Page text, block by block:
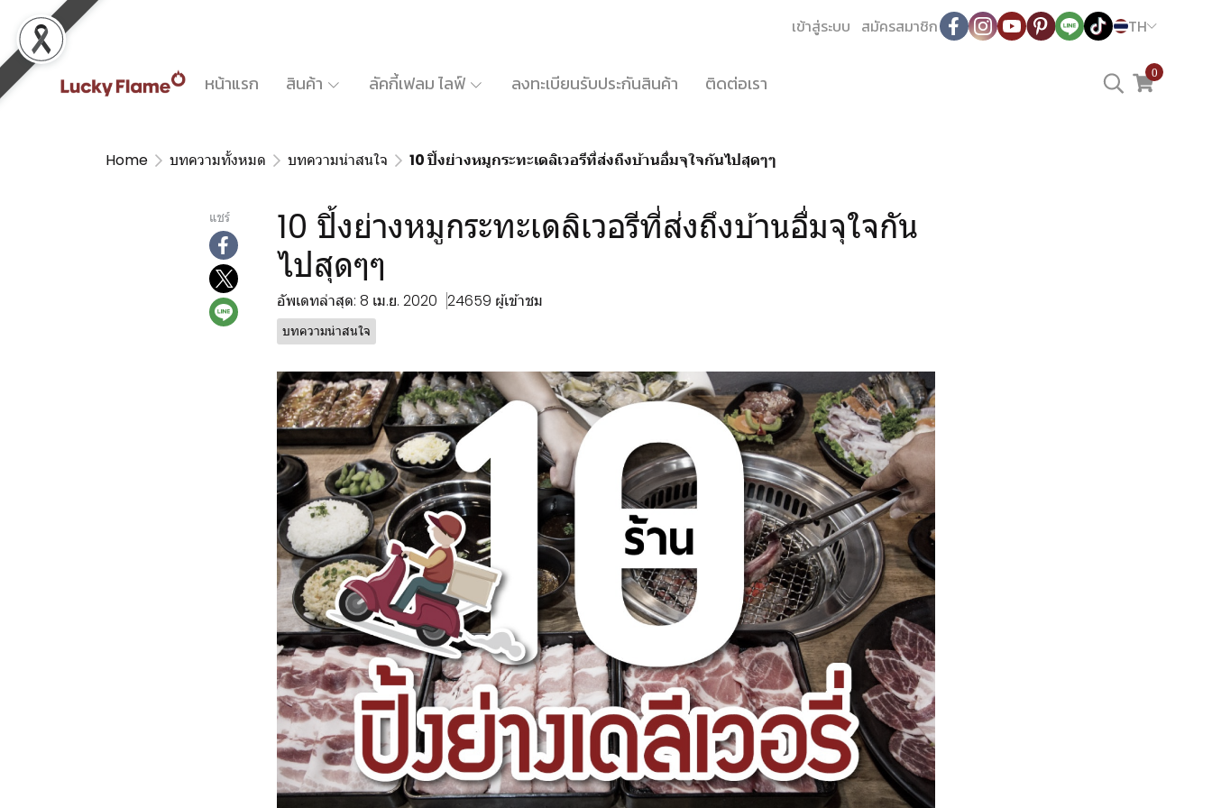
เข้าสู่ระบบ สมัครสมาชิก TH
หน้าแรก สินค้า ลัคกี้เฟลม ไลฟ์ ลงทะเบียนรับประกันสินค้า ติดต่อเรา 0
Home บทความทั้งหมด บทความน่าสนใจ 10 ปิ้งย่างหมูกระทะเดลิเวอรีที่ส่งถึงบ้านอื่มจุใจกันไปสุดๆๆ
แชร์
10 ปิ้งย่างหมูกระทะเดลิเวอรีที่ส่งถึงบ้านอื่มจุใจกัน
ไปสุดๆๆ
อัพเดทล่าสุด: 8 เม.ย. 2020 24659 ผู้เข้าชม
บทความน่าสนใจ